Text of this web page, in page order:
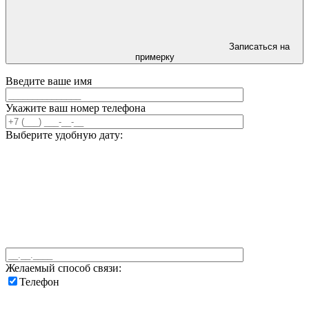
Записаться на
примерку
Введите ваше имя
Укажите ваш номер телефона
Выберите удобную дату:
Желаемый способ связи:
Телефон